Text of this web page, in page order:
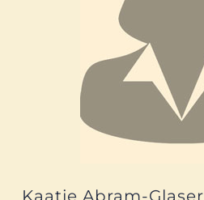
Kaatje Abram-Glaser